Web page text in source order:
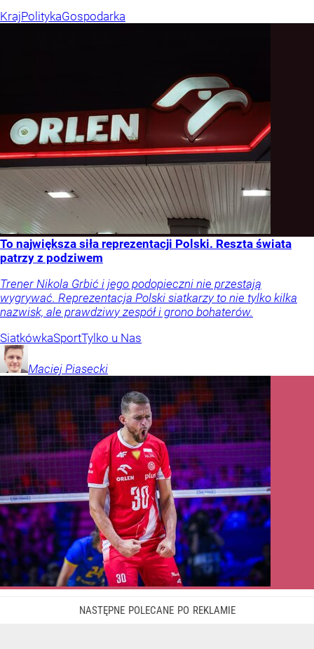
KrajPolitykaGospodarka
To największa siła reprezentacji Polski. Reszta świata
patrzy z podziwem
Trener Nikola Grbić i jego podopieczni nie przestają
wygrywać. Reprezentacja Polski siatkarzy to nie tylko kilka
nazwisk, ale prawdziwy zespół i grono bohaterów.
SiatkówkaSportTylko u Nas
Maciej Piasecki